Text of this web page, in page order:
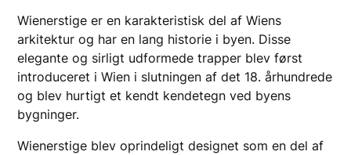
Wienerstige er en karakteristisk del af Wiens
arkitektur og har en lang historie i byen. Disse
elegante og sirligt udformede trapper blev først
introduceret i Wien i slutningen af det 18. århundrede
og blev hurtigt et kendt kendetegn ved byens
bygninger.
Wienerstige blev oprindeligt designet som en del af